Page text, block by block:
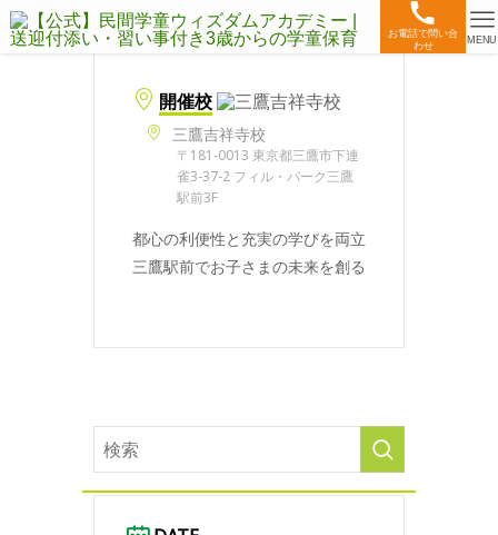
お電話で問い合
わせ
MENU
開催校
三鷹吉祥寺校
〒181-0013 東京都三鷹市下連
雀3-37-2 フィル・パーク三鷹
駅前3F
都心の利便性と充実の学びを両立
三鷹駅前でお子さまの未来を創る